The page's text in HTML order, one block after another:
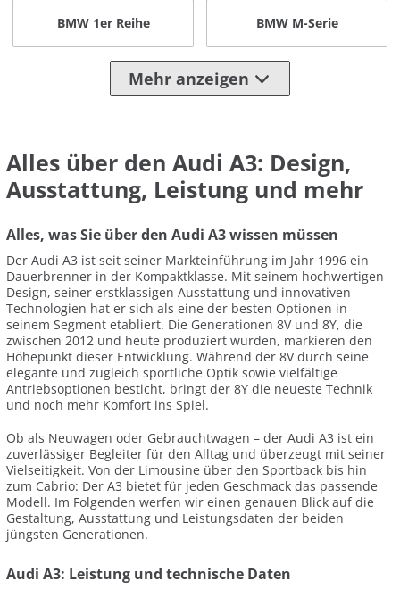
BMW 1er Reihe BMW M-Serie
Mehr anzeigen
Alles über den Audi A3: Design,
Ausstattung, Leistung und mehr
Alles, was Sie über den Audi A3 wissen müssen
Der Audi A3 ist seit seiner Markteinführung im Jahr 1996 ein
Dauerbrenner in der Kompaktklasse. Mit seinem hochwertigen
Design, seiner erstklassigen Ausstattung und innovativen
Technologien hat er sich als eine der besten Optionen in
seinem Segment etabliert. Die Generationen 8V und 8Y, die
zwischen 2012 und heute produziert wurden, markieren den
Höhepunkt dieser Entwicklung. Während der 8V durch seine
elegante und zugleich sportliche Optik sowie vielfältige
Antriebsoptionen besticht, bringt der 8Y die neueste Technik
und noch mehr Komfort ins Spiel.
Ob als Neuwagen oder Gebrauchtwagen – der Audi A3 ist ein
zuverlässiger Begleiter für den Alltag und überzeugt mit seiner
Vielseitigkeit. Von der Limousine über den Sportback bis hin
zum Cabrio: Der A3 bietet für jeden Geschmack das passende
Modell. Im Folgenden werfen wir einen genauen Blick auf die
Gestaltung, Ausstattung und Leistungsdaten der beiden
jüngsten Generationen.
Audi A3: Leistung und technische Daten